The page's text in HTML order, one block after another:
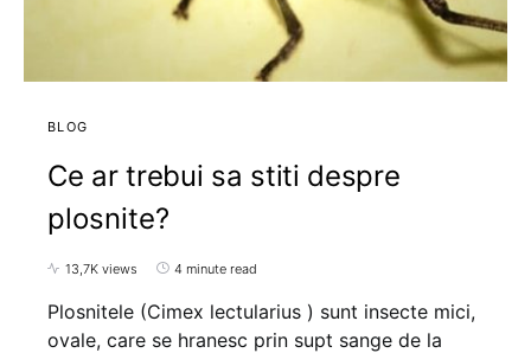
BLOG
Ce ar trebui sa stiti despre
plosnite?
13,7K views 4 minute read
Plosnitele (Cimex lectularius ) sunt insecte mici,
ovale, care se hranesc prin supt sange de la